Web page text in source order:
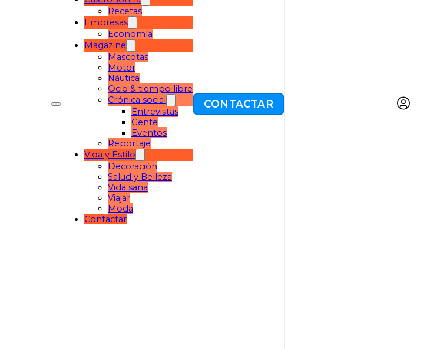
Recetas
Empresas
Economía
Magazine
Mascotas
Motor
Náutica
Ocio & tiempo libre
Crónica social
Entrevistas
Gente
Eventos
Reportaje
Vida y Estilo
Decoración
Salud y Belleza
Vida sana
Viajar
Moda
Contactar
CONTACTAR